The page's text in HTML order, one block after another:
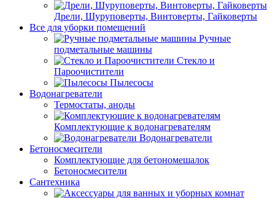
Дрели, Шуруповерты, Винтоверты, Гайковерты
Все для уборки помещений
Ручные
подметальные машины
Стекло и
Пароочистители
Пылесосы
Водонагреватели
Термостаты, аноды
Комплектующие к водонагревателям
Водонагреватели
Бетоносмесители
Комплектующие для бетономешалок
Бетоносмесители
Сантехника